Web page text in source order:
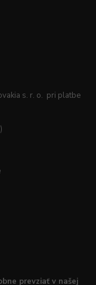
s. r. o. pri platbe
prevziať v našej